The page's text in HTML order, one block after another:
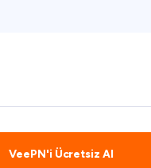
VeePN'i Ücretsiz Al